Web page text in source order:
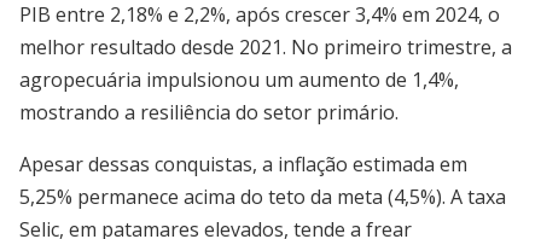
PIB entre 2,18% e 2,2%, após crescer 3,4% em 2024, o
melhor resultado desde 2021. No primeiro trimestre, a
agropecuária impulsionou um aumento de 1,4%,
mostrando a resiliência do setor primário.
Apesar dessas conquistas, a inflação estimada em
5,25% permanece acima do teto da meta (4,5%). A taxa
Selic, em patamares elevados, tende a frear